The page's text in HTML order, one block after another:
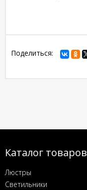
Поделиться:
Каталог товаров
Люстры
Светильники